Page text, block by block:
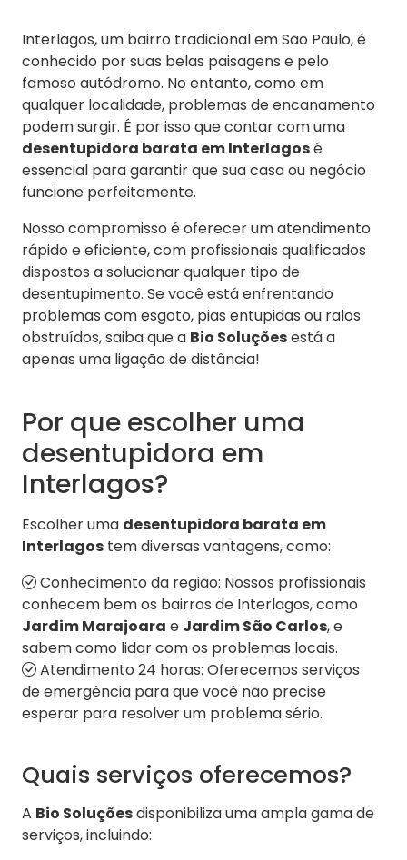
Interlagos, um bairro tradicional em São Paulo, é
conhecido por suas belas paisagens e pelo
famoso autódromo. No entanto, como em
qualquer localidade, problemas de encanamento
podem surgir. É por isso que contar com uma
desentupidora barata em Interlagosé
essencial para garantir que sua casa ou negócio
funcione perfeitamente.
Nosso compromisso é oferecer um atendimento
rápido e eficiente, com profissionais qualificados
dispostos a solucionar qualquer tipo de
desentupimento. Se você está enfrentando
problemas com esgoto, pias entupidas ou ralos
obstruídos, saiba que a Bio Soluçõesestá a
apenas uma ligação de distância!
Por que escolher uma
desentupidora em
Interlagos?
Escolher uma desentupidora barata em
Interlagos tem diversas vantagens, como:
Conhecimento da região: Nossos profissionais
conhecem bem os bairros de Interlagos, como
Jardim Marajoara e Jardim São Carlos, e
sabem como lidar com os problemas locais.
Atendimento 24 horas: Oferecemos serviços
de emergência para que você não precise
esperar para resolver um problema sério.
Quais serviços oferecemos?
A Bio Soluçõesdisponibiliza uma ampla gama de
serviços, incluindo: